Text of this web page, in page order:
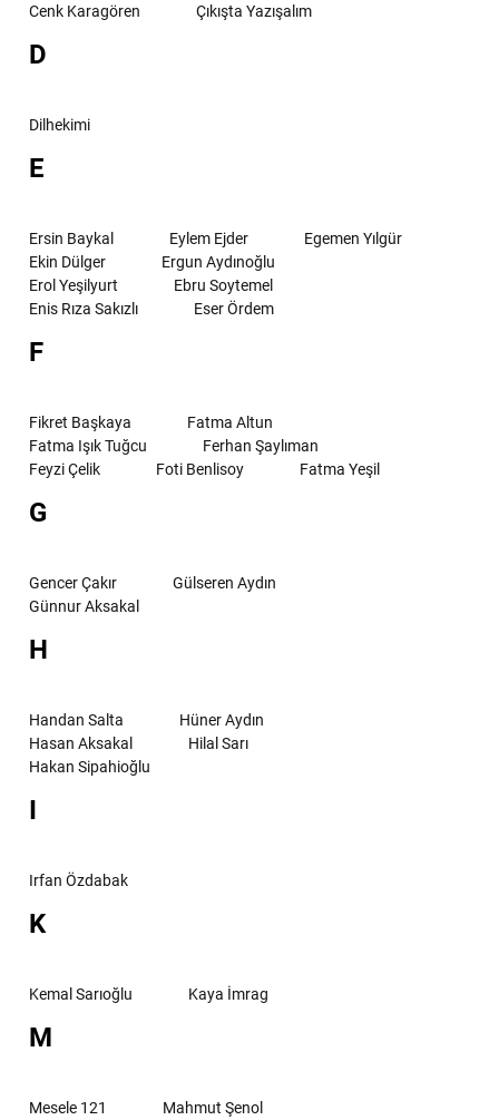
Cenk Karagören Çıkışta Yazışalım
D
Dilhekimi
E
Ersin Baykal Eylem Ejder
Egemen Yılgür
Ekin Dülger
Ergun Aydınoğlu
Erol Yeşilyurt
Ebru Soytemel
Enis Rıza Sakızlı
Eser Ördem
F
Fikret Başkaya
Fatma Altun
Fatma Işık Tuğcu
Ferhan Şaylıman
Feyzi Çelik
Foti Benlisoy Fatma Yeşil
G
Gencer Çakır
Gülseren Aydın
Günnur Aksakal
H
Handan Salta
Hüner Aydın
Hasan Aksakal
Hilal Sarı
Hakan Sipahioğlu
I
Irfan Özdabak
K
Kemal Sarıoğlu Kaya İmrag
M
Mesele 121
Mahmut Şenol